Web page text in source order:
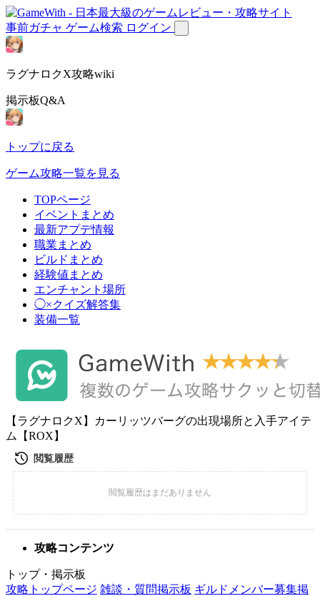
事前ガチャ ゲーム検索 ログイン
ラグナロクX攻略wiki
掲示板Q&A
トップに戻る
ゲーム攻略一覧を見る
TOPページ
イベントまとめ
最新アプデ情報
職業まとめ
ビルドまとめ
経験値まとめ
エンチャント場所
◯×クイズ解答集
装備一覧
【ラグナロクX】カーリッツバーグの出現場所と入手アイテ
ム【ROX】
攻略コンテンツ
トップ・掲示板
攻略トップページ 雑談・質問掲示板 ギルドメンバー募集掲